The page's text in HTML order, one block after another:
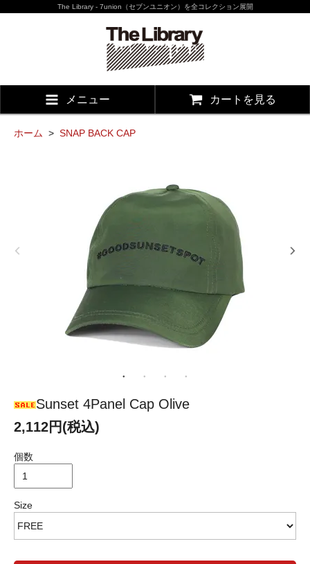
The Library - 7union（セブンユニオン）を全コレクション展開
メニュー カートを見る
ホーム > SNAP BACK CAP
Sunset 4Panel Cap Olive
2,112円(税込)
個数
Size